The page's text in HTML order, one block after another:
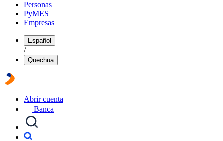
Personas
PyMES
Empresas
Español
/
Quechua
Abrir cuenta
Banca